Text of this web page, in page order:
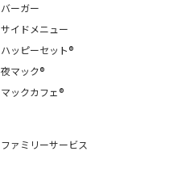
バーガー
サイドメニュー
ハッピーセット®
夜マック®
マックカフェ®
ファミリーサービス